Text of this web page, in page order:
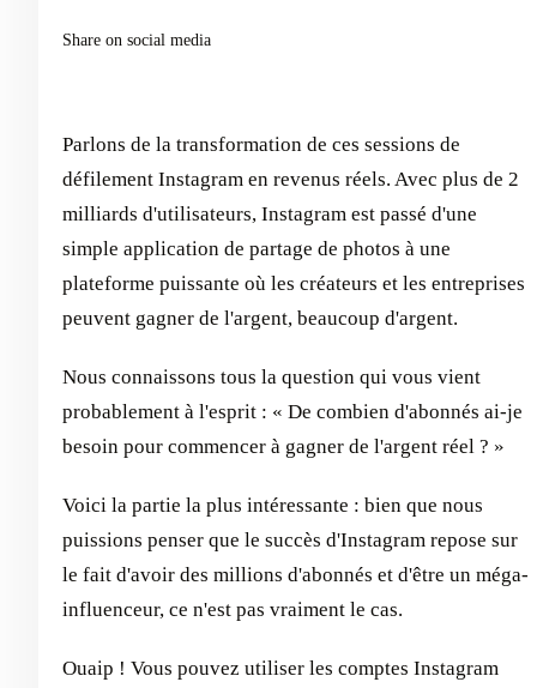
Share on social media
Parlons de la transformation de ces sessions de
défilement Instagram en revenus réels. Avec plus de 2
milliards d'utilisateurs, Instagram est passé d'une
simple application de partage de photos à une
plateforme puissante où les créateurs et les entreprises
peuvent gagner de l'argent, beaucoup d'argent.
Nous connaissons tous la question qui vous vient
probablement à l'esprit : « De combien d'abonnés ai-je
besoin pour commencer à gagner de l'argent réel ? »
Voici la partie la plus intéressante : bien que nous
puissions penser que le succès d'Instagram repose sur
le fait d'avoir des millions d'abonnés et d'être un méga-
influenceur, ce n'est pas vraiment le cas.
Ouaip ! Vous pouvez utiliser les comptes Instagram